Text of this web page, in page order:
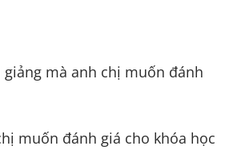
giảng mà anh chị muốn đánh
muốn đánh giá cho khóa học